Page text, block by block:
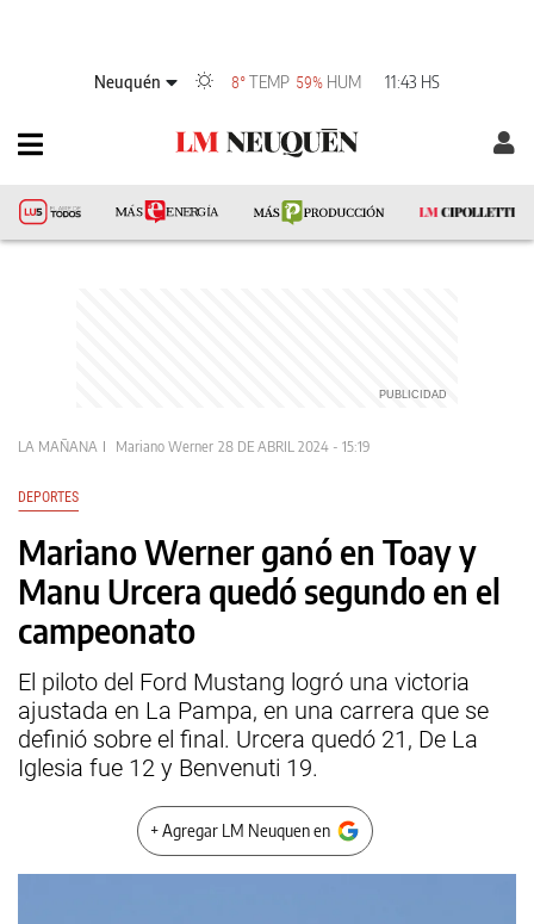
Neuquén 8°TEMP 59% HUM 11:43 HS
LA MAÑANA Mariano Werner 28 DE ABRIL 2024 - 15:19
DEPORTES
Mariano Werner ganó en Toay y
Manu Urcera quedó segundo en el
campeonato
El piloto del Ford Mustang logró una victoria
ajustada en La Pampa, en una carrera que se
definió sobre el final. Urcera quedó 21, De La
Iglesia fue 12 y Benvenuti 19.
+ Agregar LM Neuquen en